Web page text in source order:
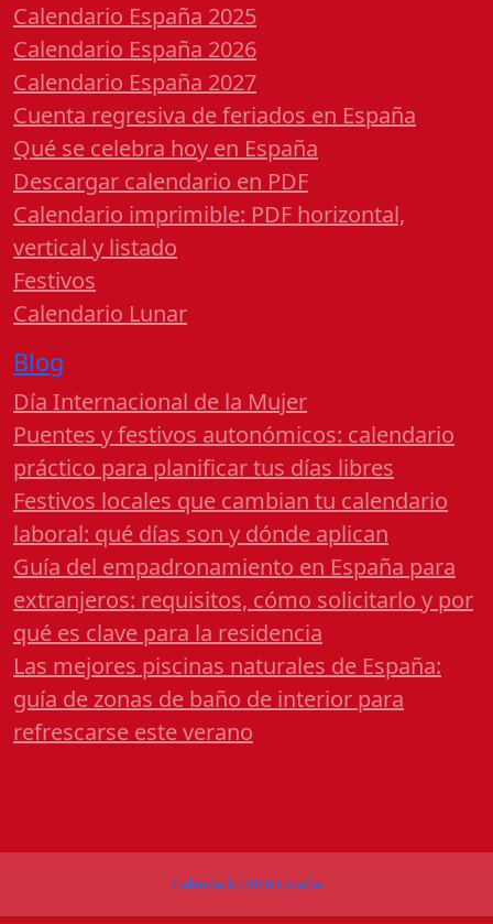
Calendario España 2025
Calendario España 2026
Calendario España 2027
Cuenta regresiva de feriados en España
Qué se celebra hoy en España
Descargar calendario en PDF
Calendario imprimible: PDF horizontal,
vertical y listado
Festivos
Calendario Lunar
Blog
Día Internacional de la Mujer
Puentes y festivos autonómicos: calendario
práctico para planificar tus días libres
Festivos locales que cambian tu calendario
laboral: qué días son y dónde aplican
Guía del empadronamiento en España para
extranjeros: requisitos, cómo solicitarlo y por
qué es clave para la residencia
Las mejores piscinas naturales de España:
guía de zonas de baño de interior para
refrescarse este verano
Calendario 2026 España